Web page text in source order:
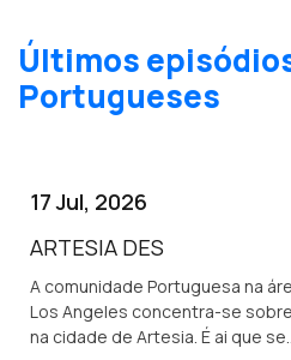
Últimos
Portugueses
17 Jul, 2026
ARTESIA DES
A comunidade Portuguesa na
Los Angeles concentra-se
na cidade de Artesia. É ai que se